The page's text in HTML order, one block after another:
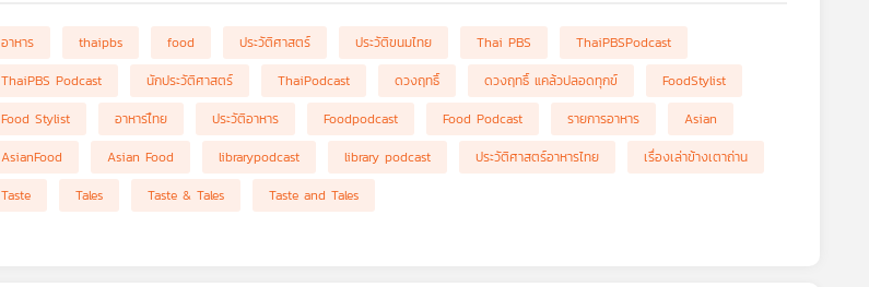
อาหาร thaipbs food ประวัติศาสตร์ ประวัติขนมไทย Thai PBS
ThaiPBSPodcast
ThaiPBS Podcast
นักประวัติศาสตร์ ThaiPodcast ดวงฤทธิ์ ดวงฤทธิ์ แคล้วปลอดทุกข์
FoodStylist
Food Stylist
อาหารไืทย ประวัติอาหาร Foodpodcast Food Podcast รายการอาหาร
Asian
AsianFood
Asian Food librarypodcast library podcast ประวัติศาสตร์อาหารไทย
เรื่องเล่าข้างเตาถ่าน
Taste
Tales Taste & Tales Taste and Tales